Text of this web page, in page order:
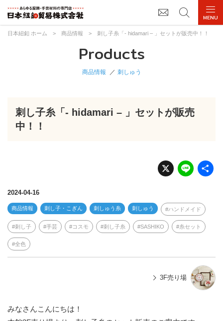
日本紐釦 ホーム > 商品情報 > 刺し子糸「- hidamari – 」セットが販売中！！
Products
商品情報 刺しゅう
刺し子糸「- hidamari – 」セットが販売
中！！
X Li
n
2024-04-16
商品情報 刺し子・こぎん 刺しゅう糸 刺しゅう ハンドメイド
刺し子 手芸 コスモ 刺し子糸 SASHIKO 糸セット
全色
3F売り場
みなさんこんにちは！